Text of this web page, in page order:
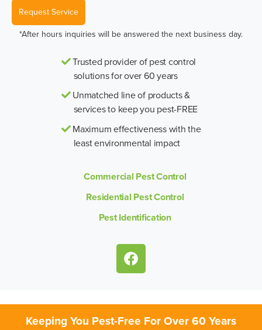
Request Service
*After hours inquiries will be answered the next business day.
Trusted provider of pest control
solutions for over 60 years
Unmatched line of products &
services to keep you pest-FREE
Maximum effectiveness with the
least environmental impact
Commercial Pest Control
Residential Pest Control
Pest Identification
Keeping You Pest-Free For Over 60 Years